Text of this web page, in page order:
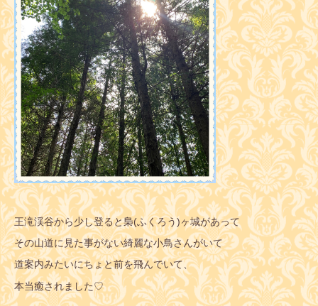
王滝渓谷から少し登ると梟(ふくろう)ヶ城があって
その山道に見た事がない綺麗な小鳥さんがいて
道案内みたいにちょと前を飛んでいて、
本当癒されました♡